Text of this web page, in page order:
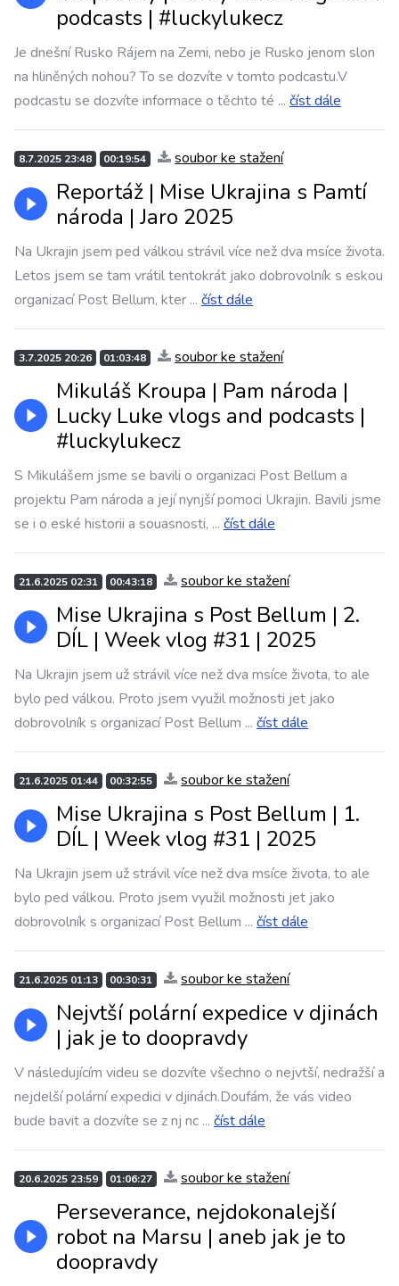
podcasts | #luckylukecz
Je dnešní Rusko Rájem na Zemi, nebo je Rusko jenom slon
na hliněných nohou? To se dozvíte v tomto podcastu.V
podcastu se dozvíte informace o těchto té ... číst dále
8.7.2025 23:48 00:19:54 soubor ke stažení
Reportáž | Mise Ukrajina s Pamtí
národa | Jaro 2025
Na Ukrajin jsem ped válkou strávil více než dva msíce života.
Letos jsem se tam vrátil tentokrát jako dobrovolník s eskou
organizací Post Bellum, kter ... číst dále
3.7.2025 20:26 01:03:48 soubor ke stažení
Mikuláš Kroupa | Pam národa |
Lucky Luke vlogs and podcasts |
#luckylukecz
S Mikulášem jsme se bavili o organizaci Post Bellum a
projektu Pam národa a její nynjší pomoci Ukrajin. Bavili jsme
se i o eské historii a souasnosti, ... číst dále
21.6.2025 02:31 00:43:18 soubor ke stažení
Mise Ukrajina s Post Bellum | 2.
DÍL | Week vlog #31 | 2025
Na Ukrajin jsem už strávil více než dva msíce života, to ale
bylo ped válkou. Proto jsem využil možnosti jet jako
dobrovolník s organizací Post Bellum ... číst dále
21.6.2025 01:44 00:32:55 soubor ke stažení
Mise Ukrajina s Post Bellum | 1.
DÍL | Week vlog #31 | 2025
Na Ukrajin jsem už strávil více než dva msíce života, to ale
bylo ped válkou. Proto jsem využil možnosti jet jako
dobrovolník s organizací Post Bellum ... číst dále
21.6.2025 01:13 00:30:31 soubor ke stažení
Nejvtší polární expedice v djinách
| jak je to doopravdy
V následujícím videu se dozvíte všechno o nejvtší, nedražší a
nejdelší polární expedici v djinách.Doufám, že vás video
bude bavit a dozvíte se z nj nc ... číst dále
20.6.2025 23:59 01:06:27 soubor ke stažení
Perseverance, nejdokonalejší
robot na Marsu | aneb jak je to
doopravdy